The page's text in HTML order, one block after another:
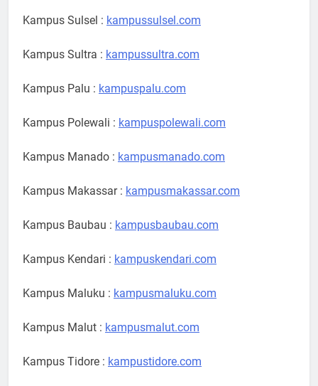
Kampus Sulsel : kampussulsel.com
Kampus Sultra : kampussultra.com
Kampus Palu : kampuspalu.com
Kampus Polewali : kampuspolewali.com
Kampus Manado : kampusmanado.com
Kampus Makassar : kampusmakassar.com
Kampus Baubau : kampusbaubau.com
Kampus Kendari : kampuskendari.com
Kampus Maluku : kampusmaluku.com
Kampus Malut : kampusmalut.com
Kampus Tidore : kampustidore.com